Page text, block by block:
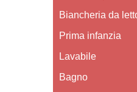
Biancheria da
Prima infanzia
Lavabile
Bagno